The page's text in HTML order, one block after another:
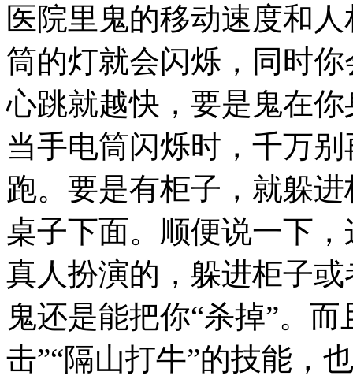
医院里鬼的移动速度和
筒的灯就会闪烁，同时
心跳就越快，要是鬼在
当手电筒闪烁时，千万
跑。要是有柜子，就躲
桌子下面。顺便说一下
真人扮演的，躲进柜子
鬼还是能把你“杀掉”。
击”“隔山打牛”的技能，